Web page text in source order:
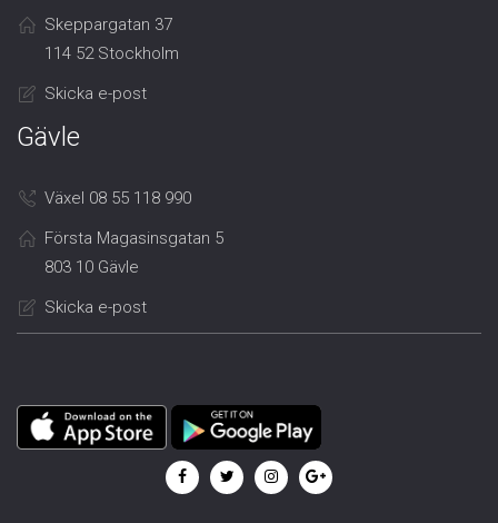
Skeppargatan 37
114 52 Stockholm
Skicka e-post
Gävle
Växel 08 55 118 990
Första Magasinsgatan 5
803 10 Gävle
Skicka e-post